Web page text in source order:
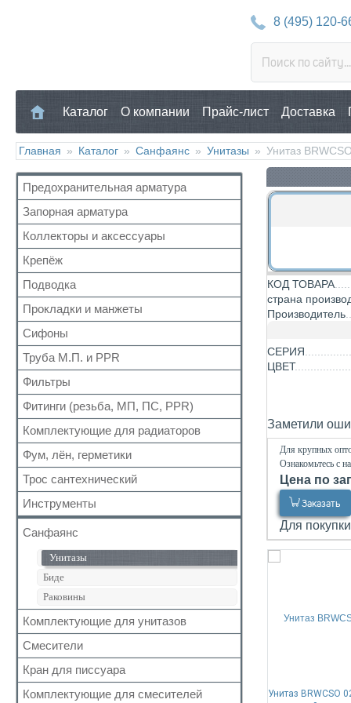
8 (495) 120-
Каталог О компании Прайс-лист Доставка
Главная » Каталог » Санфаянс » Унитазы » Унитаз
Предохранительная арматура
Воздухоотводчик
Клапан предохранительный
Манометр/Термометр
Обратный клапан
Поплавковый клапан
Регулятор давления
Кран Маевского
Группы безопасности
Запорная арматура
Кран шаровый для воды
Кран с американкой
Краны прочие
Краны для бытовой техники
Для радиаторов
Дачные краны
Кран шаровый для газа
Запчасти для кранов
Коллекторы и аксессуары
Аксессуары для коллекторов
Коллекторные группы
Коллекторы
Крепёж
Для труб
Для радиатора
Прочий
Подводка
Газ
Газ сильфон
Вода
Вода сильфон
Вода гигант
к смесителю
к смесителю сильфон
Медь
Шланги для стиральных и посудомоечных
машин
Прокладки и манжеты
Прокладки
Для радиаторов
Сальники
Манжеты для канализационных труб
Наборы
Сифоны
Выпуск
Донный клапан
Колено
Сифон
Обвязка для ванн
Трапы
Трубка
Гофра для сифона
Труба М.П. и PPR
Металлопластиковая
Полипропиленовая
Фильтры
Для обратного клапана
Косой
Прямой
Самопромывной
Другие
Фитинги (резьба, МП, ПС, PPR)
Резьбовые
Для МП труб
Для PPR труб
Для полотенцесушителей
Комплектующие для радиаторов
Наборы
Комплектующие
Краны Маевского
Кронштейны
Фум, лён, герметики
ФУМ
Нить
Лён
Паста, Герметик, Клей
Трос сантехнический
Инструменты
Санфаянс
Унитазы
Биде
Раковины
Комплектующие для унитазов
Арматура бачка (комплект)
Сливная колонка
Кран для писсуара
Смесители
Кран монокомандный
Гигиенические комплекты
Кран для писсуара
Комплектующие для смесителей
КОД ТОВАРА
страна
Производитель
СЕРИЯ
ЦВЕТ
Заметили
Для крупных
Ознакомьтесь с
Цена по
Заказать
Для
Унитаз BRWCSO